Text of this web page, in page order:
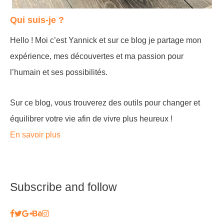
Qui suis-je ?
Hello ! Moi c’est Yannick et sur ce blog je partage mon
expérience, mes découvertes et ma passion pour
l’humain et ses possibilités.
Sur ce blog, vous trouverez des outils pour changer et
équilibrer votre vie afin de vivre plus heureux !
En savoir plus
Subscribe and follow